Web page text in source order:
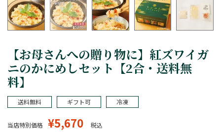
【お母さんへの贈り物に】紅ズワイガ
ニのかにめしセット【2合・送料無
料】
送料無料 ギフト可 冷凍
当店特別価格 ¥5,670
税込